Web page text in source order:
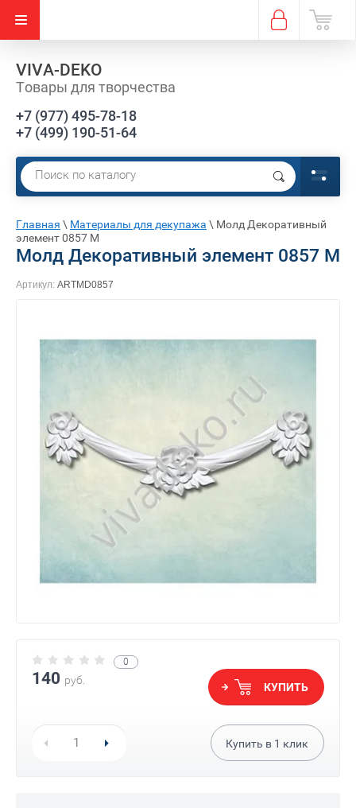
VIVA-DEKO
Товары для творчества
+7 (977) 495-78-18
+7 (499) 190-51-64
Главная \ Материалы для декупажа \ Молд Декоративный
элемент 0857 М
Молд Декоративный элемент 0857 М
Артикул: ARTMD0857
0
140 руб.
КУПИТЬ
Купить в 1 клик